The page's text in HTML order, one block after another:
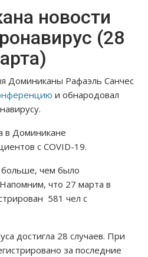
новости
(28
Доминиканы Рафаэль Санчес
и обнародовал
в Доминикане
с COVID-19.
больше, чем было
что 27 марта в
581 чел с
достигла 28 случаев. При
за последние